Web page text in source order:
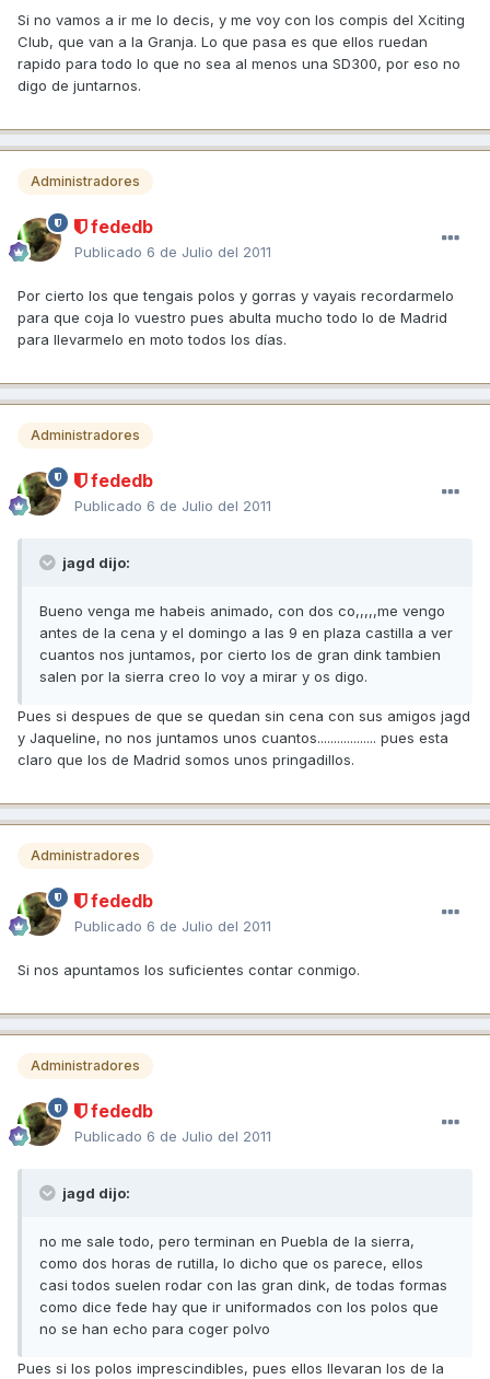
Si no vamos a ir me lo decis, y me voy con los compis del Xciting
Club, que van a la Granja. Lo que pasa es que ellos ruedan
rapido para todo lo que no sea al menos una SD300, por eso no
digo de juntarnos.
Administradores
fededb
Publicado 6 de Julio del 2011
Por cierto los que tengais polos y gorras y vayais recordarmelo
para que coja lo vuestro pues abulta mucho todo lo de Madrid
para llevarmelo en moto todos los días.
Administradores
fededb
Publicado 6 de Julio del 2011
jagd dijo:
Bueno venga me habeis animado, con dos co,,,,,me vengo
antes de la cena y el domingo a las 9 en plaza castilla a ver
cuantos nos juntamos, por cierto los de gran dink tambien
salen por la sierra creo lo voy a mirar y os digo.
Pues si despues de que se quedan sin cena con sus amigos jagd
y Jaqueline, no nos juntamos unos cuantos.................. pues esta
claro que los de Madrid somos unos pringadillos.
Administradores
fededb
Publicado 6 de Julio del 2011
Si nos apuntamos los suficientes contar conmigo.
Administradores
fededb
Publicado 6 de Julio del 2011
jagd dijo:
no me sale todo, pero terminan en Puebla de la sierra,
como dos horas de rutilla, lo dicho que os parece, ellos
casi todos suelen rodar con las gran dink, de todas formas
como dice fede hay que ir uniformados con los polos que
no se han echo para coger polvo
Pues si los polos imprescindibles, pues ellos llevaran los de la